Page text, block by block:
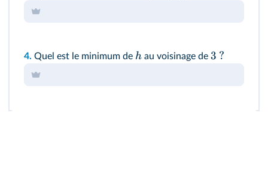
4. Quel est le minimum de h au voisinage de 3 ?